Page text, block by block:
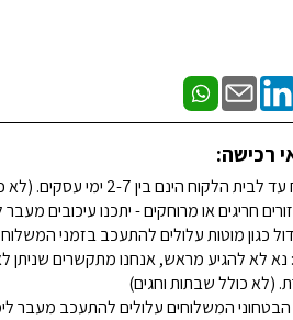
רכישה:
בין 2-7 ימי עסקים. (לא כולל שבתות וחגים)
חריגים או מרוחקים - יתכנו עיכובים מעבר
כגון מוטות עלולים להתעכב בזמני המשלוח.
נא לא להגיע מראש, אנחנו מתקשרים שניתן
(לא כולל שבתות וחגים)
המשלוחים עלולים להתעכב מעבר